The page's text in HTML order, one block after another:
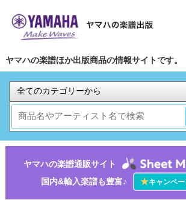
ヤマハの楽譜ほか出版商品の情報サイトです。
ヤマハの楽譜通販サイト
国内&輸入楽譜も豊富♪
★キャンペ